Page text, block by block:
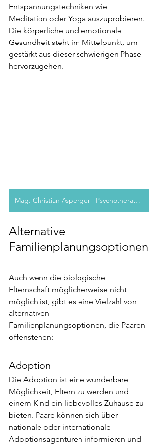
Entspannungstechniken wie
Meditation oder Yoga auszuprobieren.
Die körperliche und emotionale
Gesundheit steht im Mittelpunkt, um
gestärkt aus dieser schwierigen Phase
hervorzugehen.
Mag. Christian Asperger | Psychotherapeut
Alternative
Familienplanungsoptionen
Auch wenn die biologische
Elternschaft möglicherweise nicht
möglich ist, gibt es eine Vielzahl von
alternativen
Familienplanungsoptionen, die Paaren
offenstehen:
Adoption
Die Adoption ist eine wunderbare
Möglichkeit, Eltern zu werden und
einem Kind ein liebevolles Zuhause zu
bieten. Paare können sich über
nationale oder internationale
Adoptionsagenturen informieren und